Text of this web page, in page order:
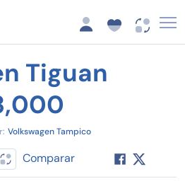
Tiguan
Volkswagen Tampico
Comparar